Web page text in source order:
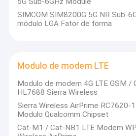
SIMCOM SIM8200G 5G NR Sub-
módulo LGA Fator de forma
Modulo de modem LTE
Modulo de modem 4G LTE GSM /
HL7688 Sierra Wireless
Sierra Wireless AirPrime RC7620-1
Modulo Qualcomm Chipset
Cat-M1 / Cat-NB1 LTE Modem